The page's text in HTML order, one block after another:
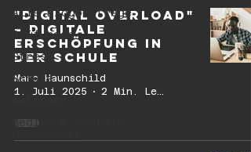
Alle Blogbeiträge
Prüfungen
Stress
Schule
Medien & mentale
"Digital Overload"
– digitale
Erschöpfung in
der Schule
Marc Haunschild
1. Juli 2025